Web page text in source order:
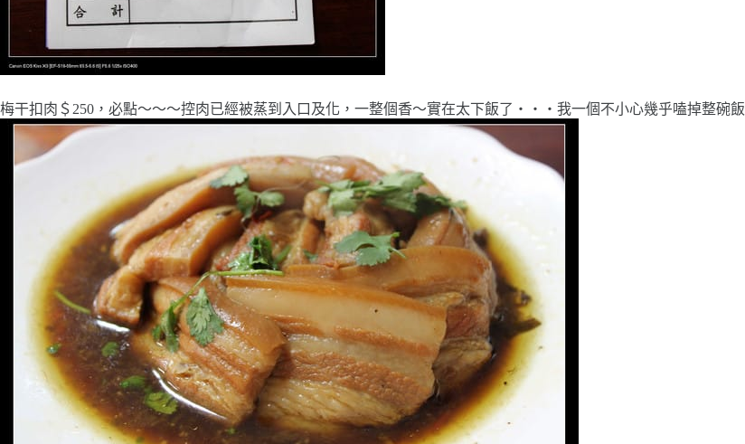
梅干扣肉＄250，必點～～～控肉已經被蒸到入口及化，一整個香～實在太下飯了‧‧‧我一個不小心幾乎嗑掉整碗飯